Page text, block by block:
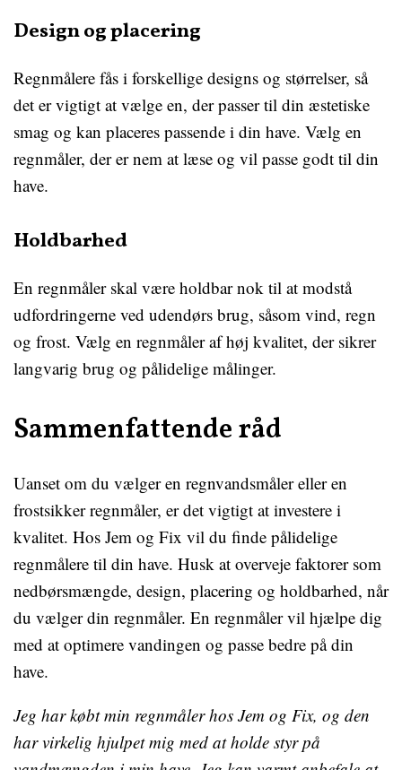
Design og placering
Regnmålere fås i forskellige designs og størrelser, så
det er vigtigt at vælge en, der passer til din æstetiske
smag og kan placeres passende i din have. Vælg en
regnmåler, der er nem at læse og vil passe godt til din
have.
Holdbarhed
En regnmåler skal være holdbar nok til at modstå
udfordringerne ved udendørs brug, såsom vind, regn
og frost. Vælg en regnmåler af høj kvalitet, der sikrer
langvarig brug og pålidelige målinger.
Sammenfattende råd
Uanset om du vælger en regnvandsmåler eller en
frostsikker regnmåler, er det vigtigt at investere i
kvalitet. Hos Jem og Fix vil du finde pålidelige
regnmålere til din have. Husk at overveje faktorer som
nedbørsmængde, design, placering og holdbarhed, når
du vælger din regnmåler. En regnmåler vil hjælpe dig
med at optimere vandingen og passe bedre på din
have.
Jeg har købt min regnmåler hos Jem og Fix, og den
har virkelig hjulpet mig med at holde styr på